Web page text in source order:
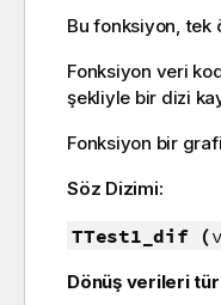
Bu fonksiyon, tek
Fonksiyon veri
şekliyle bir dizi
Fonksiyon bir
Söz Dizimi:
TTest1_dif (
Dönüş verileri